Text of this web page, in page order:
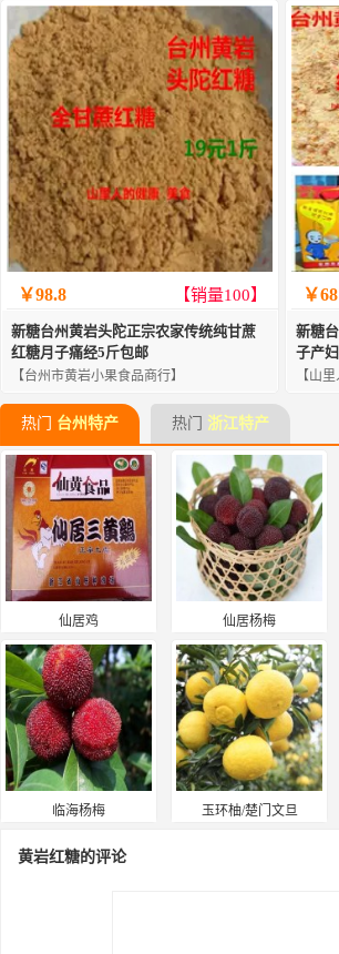
￥98.8 【销量100】
新糖台州黄岩头陀正宗农家传统纯甘蔗
红糖月子痛经5斤包邮
【台州市黄岩小果食品商行】
￥68
新糖
子产
【山
热门 台州特产 热门 浙江特产
仙居鸡 仙居杨梅
临海杨梅 玉环柚/楚门文旦
黄岩红糖的评论